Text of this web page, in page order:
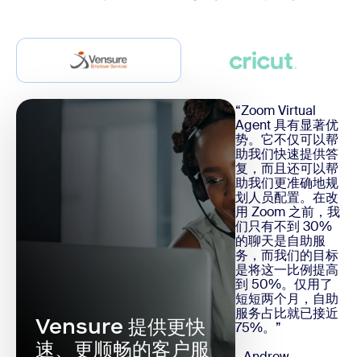
Vensure 提供更快
速、更顺畅的客户服
“Zoom Virtual
Agent 具有显著优
势。它不仅可以帮
助我们快速提供答
复，而且还可以帮
助我们更准确地规
划人员配置。在改
用 Zoom 之前，我
们只有不到 30%
的聊天是自助服
务，而我们的目标
是将这一比例提高
到 50%。仅用了
短短两个月，自助
服务占比就已接近
75%。”